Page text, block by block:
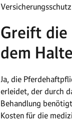
Greift die
dem
Ja, die
erleidet, der durch
Behandlung
Kosten für die